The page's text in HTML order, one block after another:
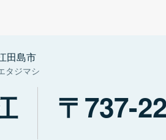
田島市
タジマシ
737-